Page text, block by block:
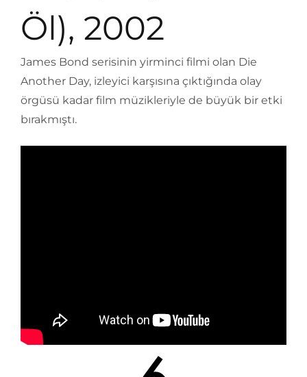
Öl), 2002
James Bond serisinin yirminci filmi olan Die
Another Day, izleyici karşısına çıktığında olay
örgüsü kadar film müzikleriyle de büyük bir etki
bırakmıştı.